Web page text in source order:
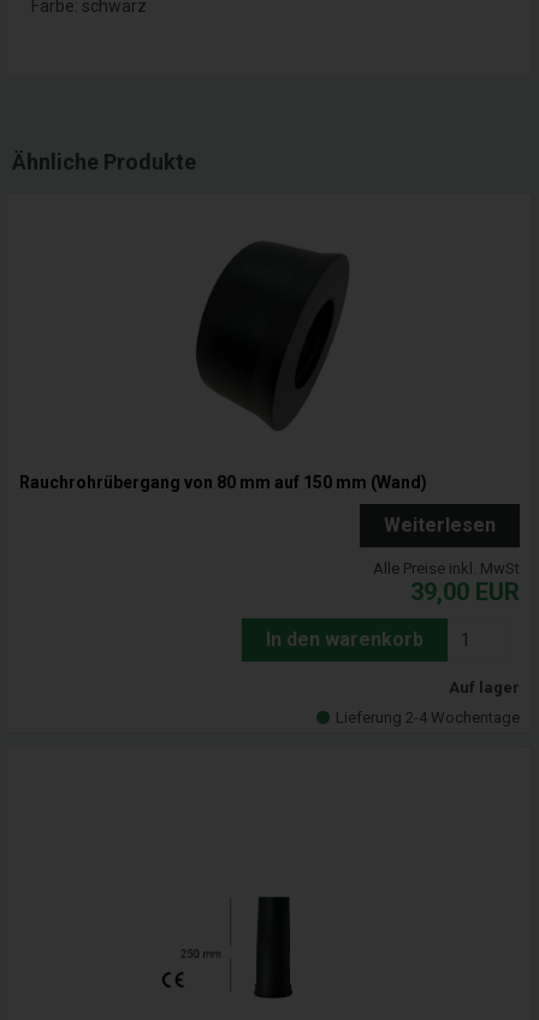
Farbe: schwarz
Ähnliche Produkte
Rauchrohrübergang von 80 mm auf 150 mm (Wand)
Weiterlesen
Alle Preise inkl. MwSt
39,00 EUR
In den warenkorb
Auf lager
Lieferung 2-4 Wochentage